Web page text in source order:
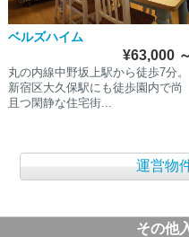
ベルズハイム
¥63,000
丸の内線中野坂上駅から徒歩7分。
新宿区大久保駅にも徒歩園内で尚
且つ閑静な住宅街...
運営物
その他